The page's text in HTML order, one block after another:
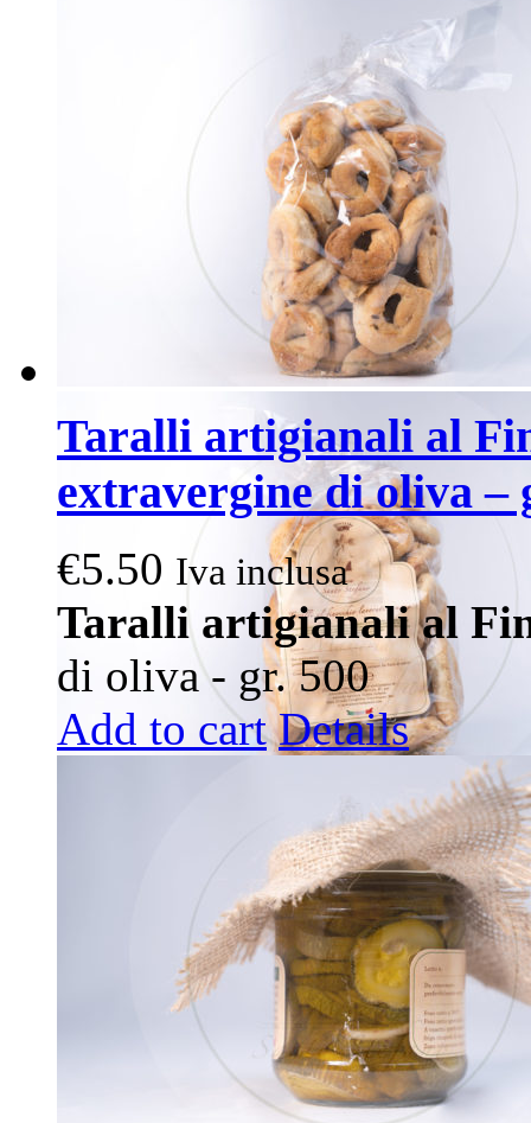
Taralli artigianali al
extravergine di oliva –
€5.50 Iva inclusa
Taralli artigianali al
di oliva - gr. 500
Add to cart Details